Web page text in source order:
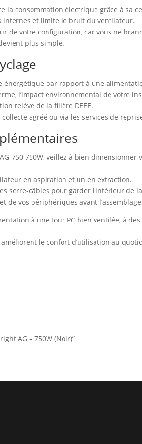
consommation électrique grâce à sa
internes et limite le bruit du ventilateur.
de votre configuration, car vous ne
plus simple.
énergétique par rapport à une
l’impact environnemental de votre
relève de la filière DEEE.
agréé ou via les services de
750 750W, veillez à bien
en aspiration et un en extraction.
serre‑câbles pour garder l’intérieur de
de vos périphériques avant l’assemblage.
à une tour PC bien ventilée, à
le confort d’utilisation au
AG – 750W (Noir)”